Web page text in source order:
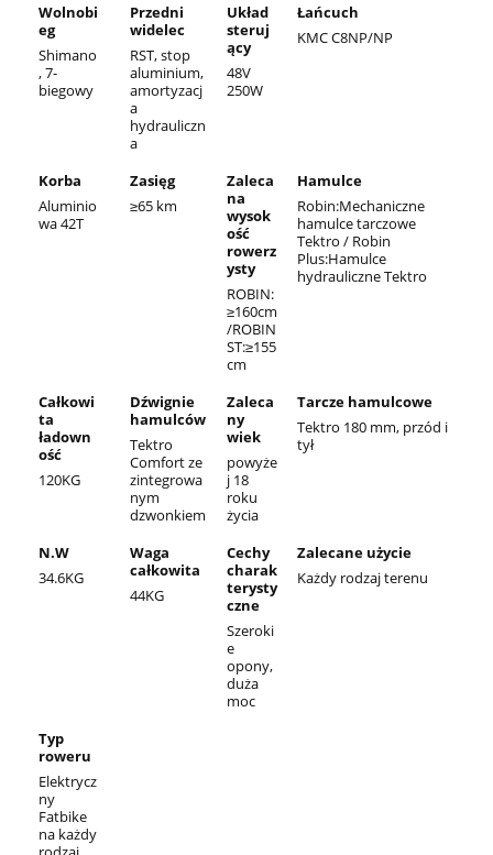
Wolnobi
eg
Shimano
, 7-
biegowy
Przedni
widelec
RST, stop
aluminium,
amortyzacj
a
hydrauliczn
a
Układ
steruj
ący
48V
250W
Łańcuch
KMC C8NP/NP
Korba
Aluminio
wa 42T
Zasięg
≥65 km
Zaleca
na
wysok
ość
rowerz
ysty
ROBIN:
≥160cm
/ROBIN
ST:≥155
cm
Hamulce
Robin:Mechaniczne
hamulce tarczowe
Tektro / Robin
Plus:Hamulce
hydrauliczne Tektro
Całkowi
ta
ładown
ość
120KG
Dźwignie
hamulców
Tektro
Comfort ze
zintegrowa
nym
dzwonkiem
Zaleca
ny
wiek
powyże
j 18
roku
życia
Tarcze hamulcowe
Tektro 180 mm, przód i
tył
N.W
34.6KG
Waga
całkowita
44KG
Cechy
charak
terysty
czne
Szeroki
e
opony,
duża
moc
Zalecane użycie
Każdy rodzaj terenu
Typ
roweru
Elektrycz
ny
Fatbike
na każdy